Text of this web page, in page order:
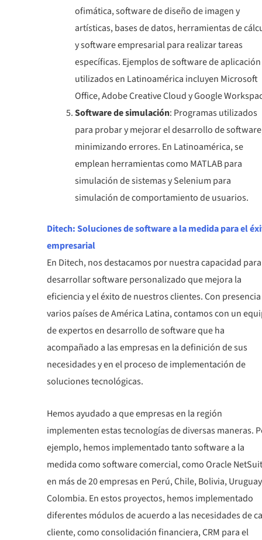
ofimática, software de diseño de imagen y
artísticas, bases de datos, herramientas de
y software empresarial para realizar tareas
específicas. Ejemplos de software de aplicación
utilizados en Latinoamérica incluyen Microsoft
Office, Adobe Creative Cloud y Google
Software de simulación: Programas utilizados
para probar y mejorar el desarrollo de
minimizando errores. En Latinoamérica, se
emplean herramientas como MATLAB para
simulación de sistemas y Selenium para
simulación de comportamiento de usuarios.
Ditech: Soluciones de software a la medida para el
empresarial
En Ditech, nos destacamos por nuestra capacidad para
desarrollar software personalizado que mejora la
eficiencia y el éxito de nuestros clientes. Con
varios países de América Latina, contamos con un
de expertos en desarrollo de software que ha
acompañado a las empresas en la definición de sus
necesidades y en el proceso de implementación de
soluciones tecnológicas.
Hemos ayudado a que empresas en la región
implementen estas tecnologías de diversas maneras.
ejemplo, hemos implementado tanto software a la
medida como software comercial, como Oracle
en más de 20 empresas en Perú, Chile, Bolivia,
Colombia. En estos proyectos, hemos implementado
diferentes módulos de acuerdo a las necesidades de
cliente, como consolidación financiera, CRM para el